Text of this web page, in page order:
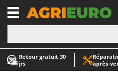
Retour gratuit 30
jrs
-1
A
Abris de jardin
A